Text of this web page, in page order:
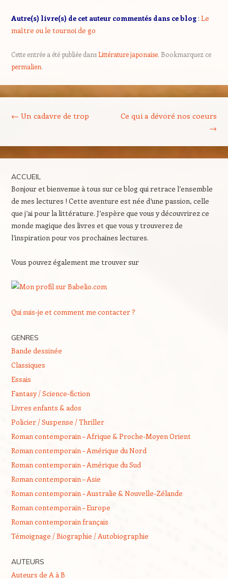
Autre(s) livre(s) de cet auteur commentés dans ce blog: Le
maître ou le tournoi de go
Cette entrée a été publiée dansLittérature japonaise. Bookmarquez ce
permalien.
← Un cadavre de trop
Ce qui a dévoré nos coeurs
→
ACCUEIL
Bonjour et bienvenue à tous sur ce blog qui retrace l’ensemble
de mes lectures ! Cette aventure est née d’une passion, celle
que j’ai pour la littérature. J’espère que vous y découvrirez ce
monde magique des livres et que vous y trouverez de
l’inspiration pour vos prochaines lectures.
Vous pouvez également me trouver sur
Qui suis-je et comment me contacter ?
GENRES
Bande dessinée
Classiques
Essais
Fantasy / Science-fiction
Livres enfants & ados
Policier / Suspense / Thriller
Roman contemporain – Afrique & Proche-Moyen Orient
Roman contemporain – Amérique du Nord
Roman contemporain – Amérique du Sud
Roman contemporain – Asie
Roman contemporain – Australie & Nouvelle-Zélande
Roman contemporain – Europe
Roman contemporain français
Témoignage / Biographie / Autobiographie
AUTEURS
Auteurs de A à B